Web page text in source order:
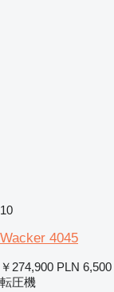
10
Wacker 4045
￥274,900 PLN 6,500
転圧機